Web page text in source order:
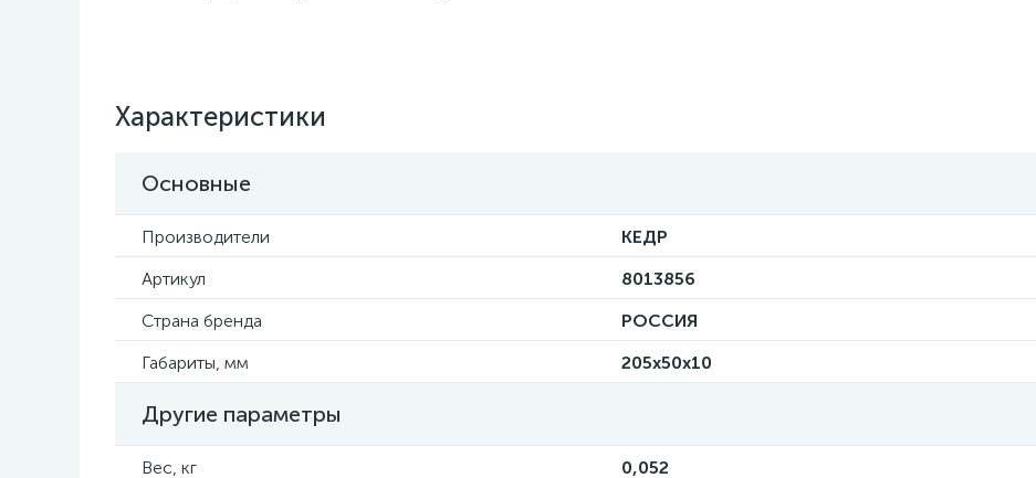
Характеристики
Основные
Производители
КЕДР
Артикул
8013856
Страна бренда
РОССИЯ
Габариты, мм
205x50x10
Другие параметры
Вес, кг
0,052